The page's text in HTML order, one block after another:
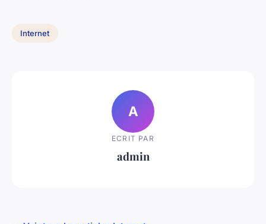
Internet
A
ECRIT PAR
admin